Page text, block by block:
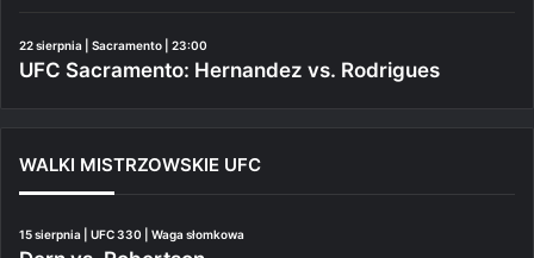
22 sierpnia | Sacramento | 23:00
UFC Sacramento: Hernandez vs. Rodrigues
WALKI MISTRZOWSKIE UFC
15 sierpnia | UFC 330 | Waga słomkowa